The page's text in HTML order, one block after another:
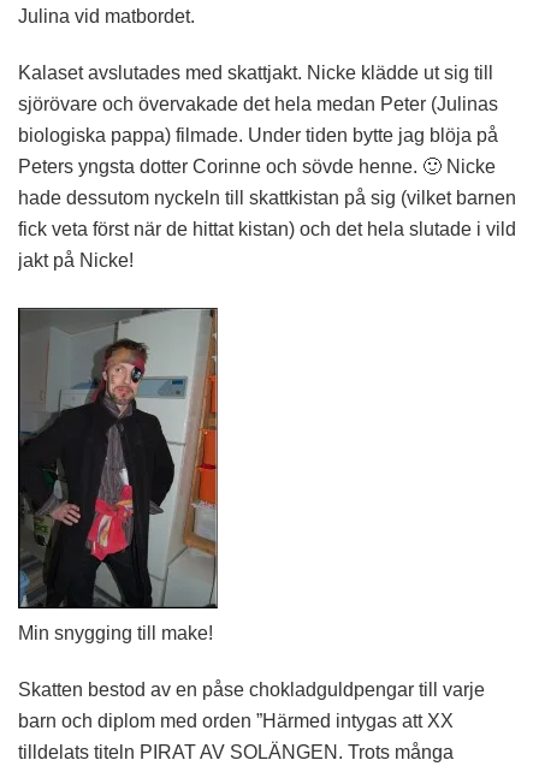
Julina vid matbordet.
Kalaset avslutades med skattjakt. Nicke klädde ut sig till
sjörövare och övervakade det hela medan Peter (Julinas
biologiska pappa) filmade. Under tiden bytte jag blöja på
Peters yngsta dotter Corinne och sövde henne. 🙂 Nicke
hade dessutom nyckeln till skattkistan på sig (vilket barnen
fick veta först när de hittat kistan) och det hela slutade i vild
jakt på Nicke!
Min snygging till make!
Skatten bestod av en påse chokladguldpengar till varje
barn och diplom med orden ”Härmed intygas att XX
tilldelats titeln PIRAT AV SOLÄNGEN. Trots många